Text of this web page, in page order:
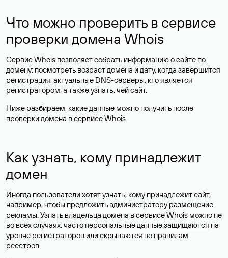
Что можно проверить в сервисе
проверки домена Whois
Сервис Whois позволяет собрать информацию о сайте по
домену: посмотреть возраст домена и дату, когда завершится
регистрация, актуальные DNS-серверы, кто является
регистратором, а также узнать, чей сайт.
Ниже разбираем, какие данные можно получить после
проверки домена в сервисе Whois.
Как узнать, кому принадлежит
домен
Иногда пользователи хотят узнать, кому принадлежит сайт,
например, чтобы предложить администратору размещение
рекламы. Узнать владельца домена в сервисе Whois можно не
во всех случаях: часто персональные данныезащищаются на
уровне регистраторов или скрываются по правилам
реестров.